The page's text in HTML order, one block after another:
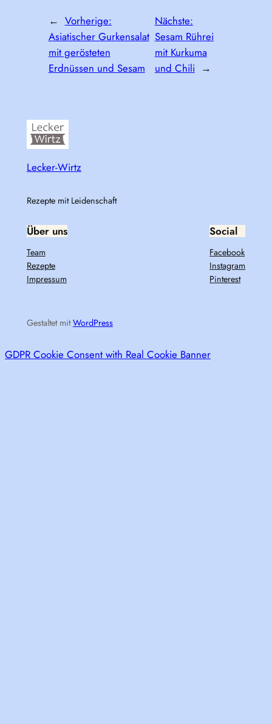
← Vorherige:
Asiatischer Gurkensalat
mit gerösteten
Erdnüssen und Sesam
Nächste:
Sesam Rührei
mit Kurkuma
und Chili →
Lecker-Wirtz
Rezepte mit Leidenschaft
Über uns
Team
Rezepte
Impressum
Social
Facebook
Instagram
Pinterest
Gestaltet mitWordPress
GDPR Cookie Consent with Real Cookie Banner